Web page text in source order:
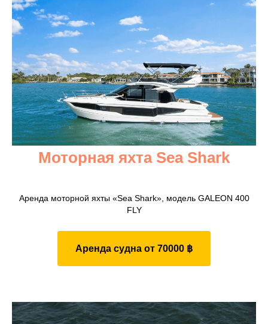
Моторная яхта Sea Shark
Аренда моторной яхты «Sea Shark», модель GALEON 400
FLY
Аренда судна от 70000 ฿